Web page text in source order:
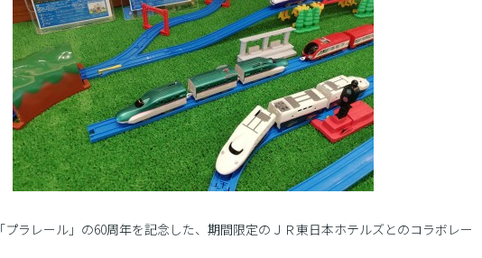
プラレール」の60周年を記念した、期間限定のＪＲ東日本ホテルズとのコラボレー